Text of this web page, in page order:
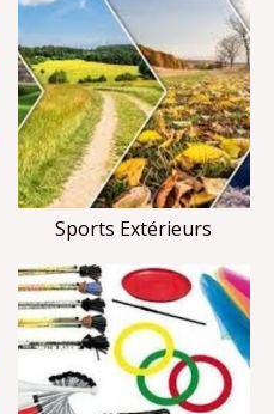
Sports Extérieurs